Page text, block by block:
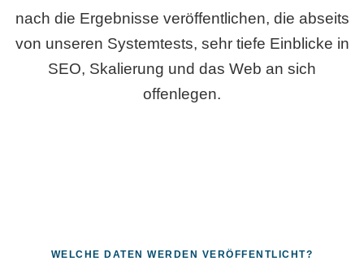
nach die Ergebnisse veröffentlichen, die abseits
von unseren Systemtests, sehr tiefe Einblicke in
SEO, Skalierung und das Web an sich
offenlegen.
WELCHE DATEN WERDEN VERÖFFENTLICHT?